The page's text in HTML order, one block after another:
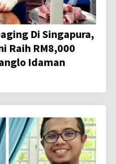
Di Singapura,
Raih RM8,000
Idaman